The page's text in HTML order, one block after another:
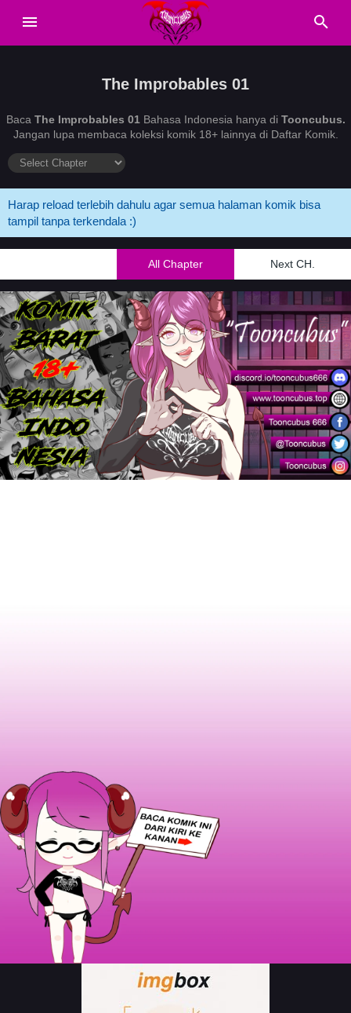
The Improbables 01
Baca The Improbables 01 Bahasa Indonesia hanya di Tooncubus.
Jangan lupa membaca koleksi komik 18+ lainnya di Daftar Komik.
Harap reload terlebih dahulu agar semua halaman komik bisa
tampil tanpa terkendala :)
All Chapter Next CH.